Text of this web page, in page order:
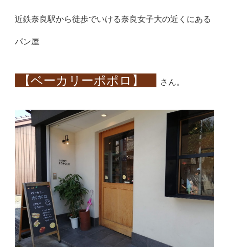
近鉄奈良駅から徒歩でいける奈良女子大の近くにある
パン屋
【ベーカリーポポロ】 さん。